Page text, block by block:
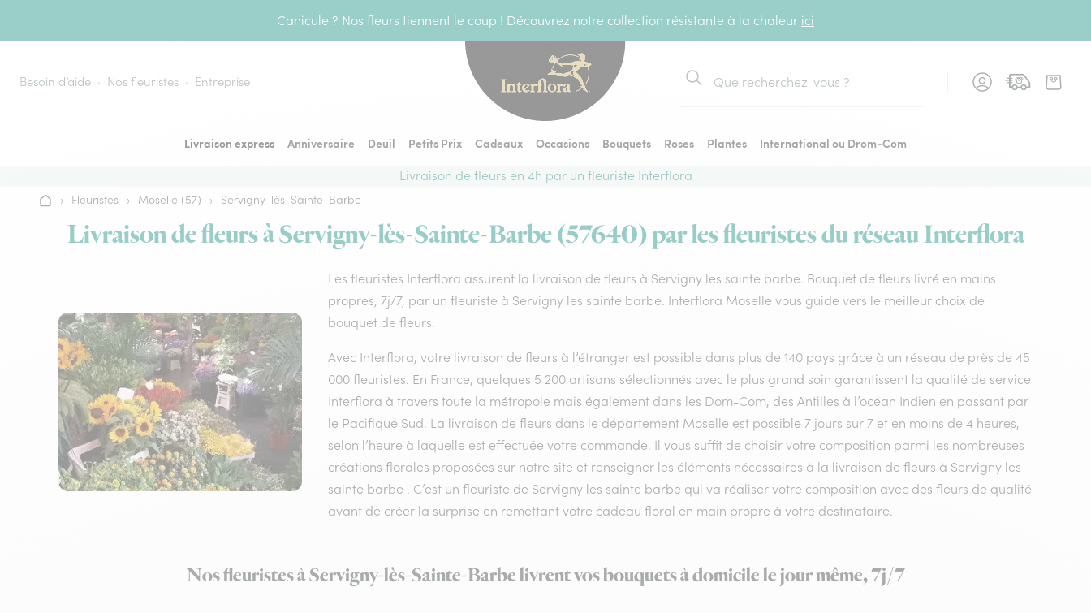
Canicule ? Nos fleurs tiennent le coup ! Découvrez notre collection résistante à la chaleur ici
Besoin d’aide Nos fleuristes Entreprise
Rechercher
Livraison express Anniversaire Deuil Petits Prix Cadeaux Occasions Bouquets Roses Plantes
International ou Drom-Com
Livraison de fleurs en 4h par un fleuriste Interflora
Accueil
› Fleuristes › Moselle (57) › Servigny-lès-Sainte-Barbe
Livraison de fleurs à Servigny-lès-Sainte-Barbe (57640) par les fleuristes du réseau Interflora
Les fleuristes Interflora assurent la livraison de fleurs à Servigny les sainte barbe. Bouquet de fleurs livré en mains
propres, 7j/7, par un fleuriste à Servigny les sainte barbe. Interflora Moselle vous guide vers le meilleur choix de
bouquet de fleurs.
Avec Interflora, votre livraison de fleurs à l’étranger est possible dans plus de 140 pays grâce à un réseau de près de 45
000 fleuristes. En France, quelques 5 200 artisans sélectionnés avec le plus grand soin garantissent la qualité de service
Interflora à travers toute la métropole mais également dans les Dom-Com, des Antilles à l’océan Indien en passant par
le Pacifique Sud. La livraison de fleurs dans le département Moselle est possible 7 jours sur 7 et en moins de 4 heures,
selon l’heure à laquelle est effectuée votre commande. Il vous suffit de choisir votre composition parmi les nombreuses
créations florales proposées sur notre site et renseigner les éléments nécessaires à la livraison de fleurs à Servigny les
sainte barbe . C’est un fleuriste de Servigny les sainte barbe qui va réaliser votre composition avec des fleurs de qualité
avant de créer la surprise en remettant votre cadeau floral en main propre à votre destinataire.
Nos fleuristes à Servigny-lès-Sainte-Barbe livrent vos bouquets à domicile le jour même, 7j/7